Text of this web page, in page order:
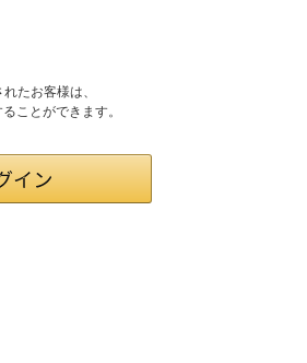
たお客様は、
ことができます。